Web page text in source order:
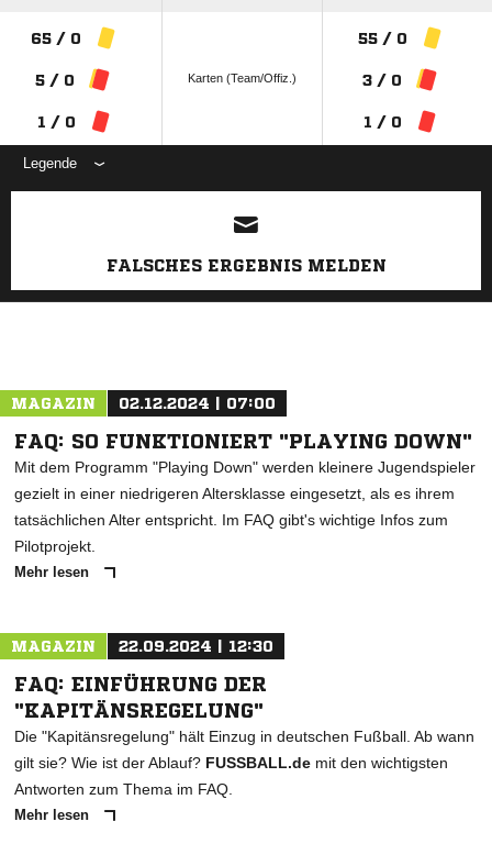
65 / 0
5 / 0
1 / 0
Karten (Team/Offiz.)
55 / 0
3 / 0
1 / 0
Legende
ANZEIGE
FALSCHES ERGEBNIS MELDEN
MAGAZIN 02.12.2024 | 07:00
FAQ: SO FUNKTIONIERT "PLAYING DOWN"
Mit dem Programm "Playing Down" werden kleinere Jugendspieler
gezielt in einer niedrigeren Altersklasse eingesetzt, als es ihrem
tatsächlichen Alter entspricht. Im FAQ gibt's wichtige Infos zum
Pilotprojekt.
Mehr lesen
MAGAZIN 22.09.2024 | 12:30
FAQ: EINFÜHRUNG DER
"KAPITÄNSREGELUNG"
Die "Kapitänsregelung" hält Einzug in deutschen Fußball. Ab wann
gilt sie? Wie ist der Ablauf? FUSSBALL.de mit den wichtigsten
Antworten zum Thema im FAQ.
Mehr lesen